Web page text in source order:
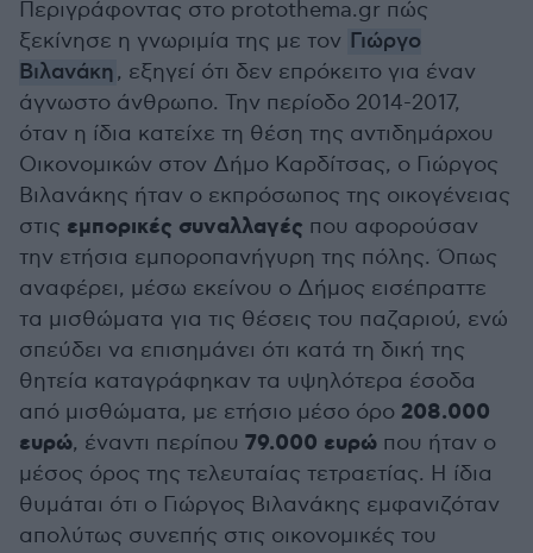
Περιγράφοντας στο protothema.gr πώς
ξεκίνησε η γνωριμία της με τον Γιώργο
Βιλανάκη, εξηγεί ότι δεν επρόκειτο για έναν
άγνωστο άνθρωπο. Την περίοδο 2014-2017,
όταν η ίδια κατείχε τη θέση της αντιδημάρχου
Οικονομικών στον Δήμο Καρδίτσας, ο Γιώργος
Βιλανάκης ήταν ο εκπρόσωπος της οικογένειας
στις εμπορικές συναλλαγές που αφορούσαν
την ετήσια εμποροπανήγυρη της πόλης. Όπως
αναφέρει, μέσω εκείνου ο Δήμος εισέπραττε
τα μισθώματα για τις θέσεις του παζαριού, ενώ
σπεύδει να επισημάνει ότι κατά τη δική της
θητεία καταγράφηκαν τα υψηλότερα έσοδα
από μισθώματα, με ετήσιο μέσο όρο 208.000
ευρώ, έναντι περίπου 79.000 ευρώ που ήταν ο
μέσος όρος της τελευταίας τετραετίας. Η ίδια
θυμάται ότι ο Γιώργος Βιλανάκης εμφανιζόταν
απολύτως συνεπής στις οικονομικές του